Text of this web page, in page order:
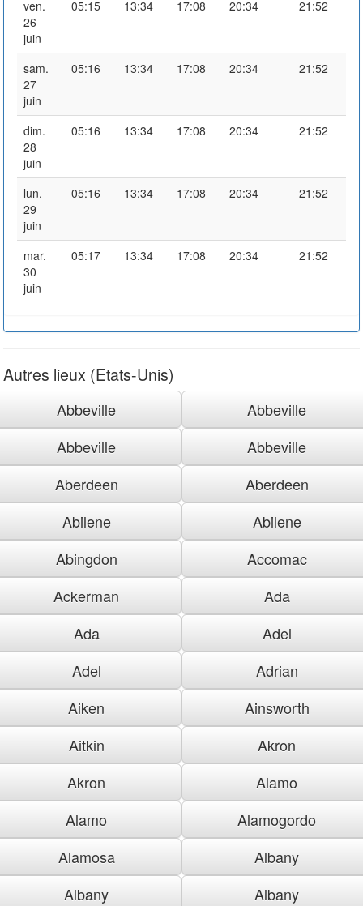
ven.
26
juin
05:15 13:34 17:08 20:34 21:52
sam.
27
juin
05:16 13:34 17:08 20:34 21:52
dim.
28
juin
05:16 13:34 17:08 20:34 21:52
lun.
29
juin
05:16 13:34 17:08 20:34 21:52
mar.
30
juin
05:17 13:34 17:08 20:34 21:52
Autres lieux (Etats-Unis)
Abbeville
Abbeville
Abbeville
Abbeville
Aberdeen
Aberdeen
Abilene
Abilene
Abingdon
Accomac
Ackerman
Ada
Ada
Adel
Adel
Adrian
Aiken
Ainsworth
Aitkin
Akron
Akron
Alamo
Alamo
Alamogordo
Alamosa
Albany
Albany
Albany